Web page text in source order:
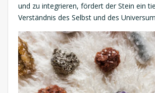
und zu integrieren, fördert der Stein ein
Verständnis des Selbst und des